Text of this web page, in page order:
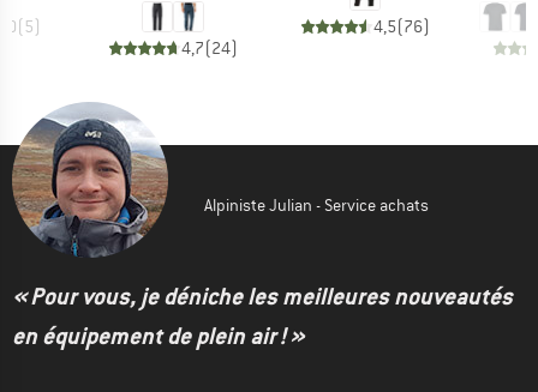
(5)
4,7(24)
4,5(76)
Alpiniste Julian - Service achats
« Pour vous, je déniche les meilleures nouveautés
en équipement de plein air ! »